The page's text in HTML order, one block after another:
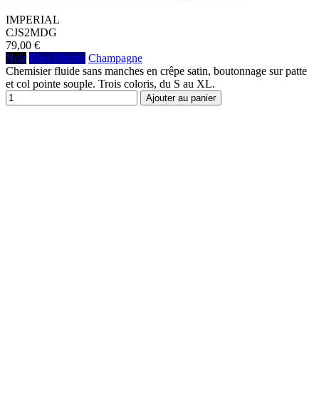
IMPERIAL
CJS2MDG
79,00 €
Noir Bleu Marine Champagne
Chemisier fluide sans manches en crêpe satin, boutonnage sur patte
et col pointe souple. Trois coloris, du S au XL.
Ajouter au panier